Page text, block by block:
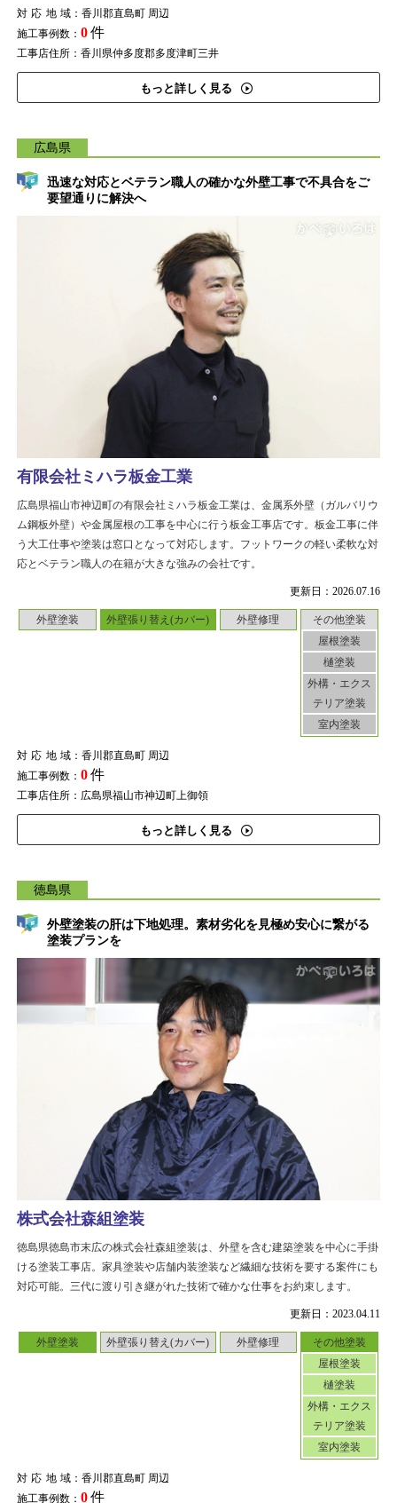
対応地域：香川郡直島町 周辺
施工事例数： 0件
工事店住所：香川県仲多度郡多度津町三井
もっと詳しく見る
広島県
迅速な対応とベテラン職人の確かな外壁工事で不具合をご
要望通りに解決へ
更新日：2026.07.16
外壁塗装 外壁張り替え(カバー) 外壁修理
その他塗装
屋根塗装
樋塗装
外構・エクス
テリア塗装
室内塗装
対応地域：香川郡直島町 周辺
施工事例数： 0件
工事店住所：広島県福山市神辺町上御領
もっと詳しく見る
有限会社ミハラ板金工業
広島県福山市神辺町の有限会社ミハラ板金工業は、金属系外壁（ガルバリウ
ム鋼板外壁）や金属屋根の工事を中心に行う板金工事店です。板金工事に伴
う大工仕事や塗装は窓口となって対応します。フットワークの軽い柔軟な対
応とベテラン職人の在籍が大きな強みの会社です。
徳島県
外壁塗装の肝は下地処理。素材劣化を見極め安心に繋がる
塗装プランを
更新日：2023.04.11
外壁塗装 外壁張り替え(カバー) 外壁修理
その他塗装
屋根塗装
樋塗装
外構・エクス
テリア塗装
室内塗装
対応地域：香川郡直島町 周辺
施工事例数： 0件
株式会社森組塗装
徳島県徳島市末広の株式会社森組塗装は、外壁を含む建築塗装を中心に手掛
ける塗装工事店。家具塗装や店舗内装塗装など繊細な技術を要する案件にも
対応可能。三代に渡り引き継がれた技術で確かな仕事をお約束します。